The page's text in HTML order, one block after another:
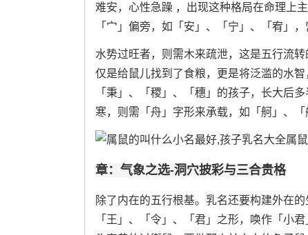
难安，心性急躁 ，出现这种格局在命理上
「宀」偏旁，如「安」、「宁」、「宥」
水势过旺者，则需木来疏泄，这是五行流
仅是给鼠儿找到了食粮，更是将泛滥的水
「秉」、「稷」、「穗」的孩子，长大后
寒，则需「舟」字形来承载，如「舸」、
章：气象之选-洞穴披彩与三合贵格
除了内在的五行根基。乳名还要构建外在
「王」、「令」、「君」之形，唤作「小